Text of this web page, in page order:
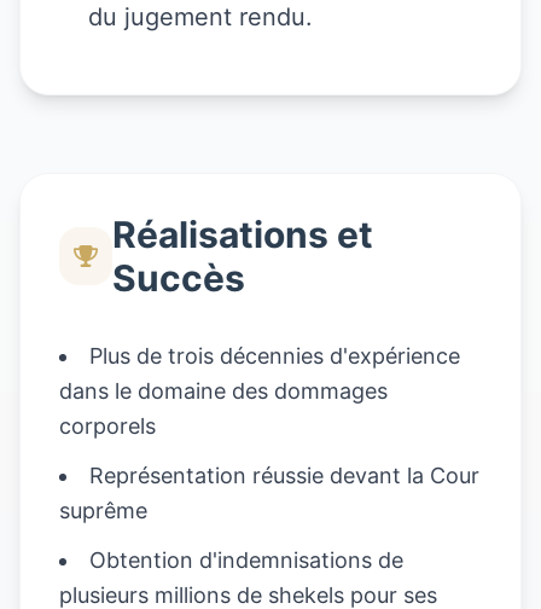
du jugement rendu.
Réalisations et
Succès
Plus de trois décennies d'expérience
dans le domaine des dommages
corporels
Représentation réussie devant la Cour
suprême
Obtention d'indemnisations de
plusieurs millions de shekels pour ses